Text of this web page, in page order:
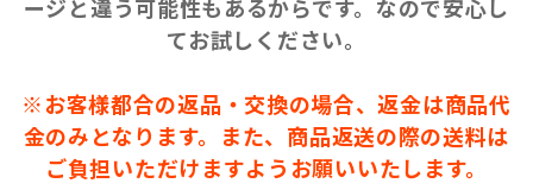
ージと違う可能性もあるからです。なので安心し
てお試しください。
※お客様都合の返品・交換の場合、返金は商品代
金のみとなります。また、商品返送の際の送料は
ご負担いただけますようお願いいたします。